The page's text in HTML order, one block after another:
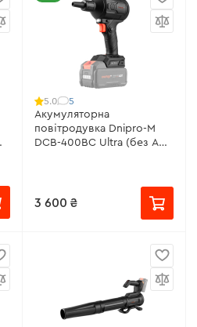
5.0 5
Акумуляторна
повітродувка Dnipro-M
DCB-400BC Ultra (без АКБ
3 600 ₴